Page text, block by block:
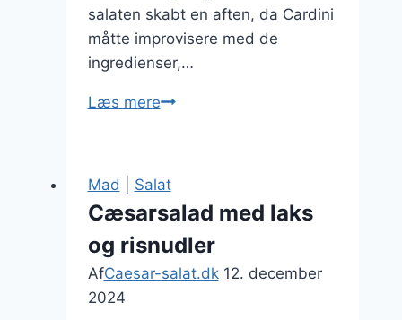
salaten skabt en aften, da Cardini
måtte improvisere med de
ingredienser,…
Læs mereCæsarsalat
hvidløgssmør
Mad Salat
Cæsarsalad med laks
og risnudler
AfCaesar-salat.dk 12. december
2024